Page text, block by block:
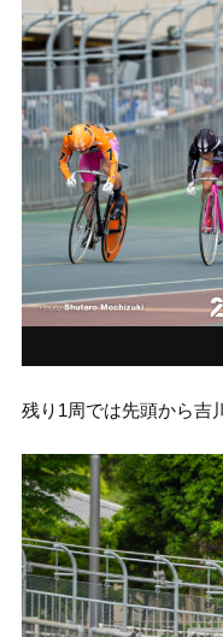
残り1周では先頭から吉